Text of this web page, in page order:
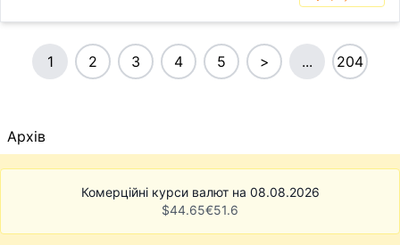
1 2 3 4 5 > ... 204
Архів
Комерційні курси валют на 08.08.2026
$44.65€51.6